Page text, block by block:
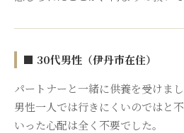
■ 30代男性（伊丹市在住）
パートナーと一緒に供養を受けまし
男性一人では行きにくいのではと
いった心配は全く不要でした。